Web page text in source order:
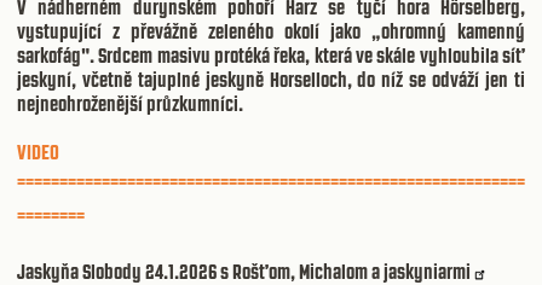
V nádherném durynském pohoří Harz se tyčí hora Hörselberg,
vystupující z převážně zeleného okolí jako „ohromný kamenný
sarkofág". Srdcem masivu protéká řeka, která ve skále vyhloubila síť
jeskyní, včetně tajuplné jeskyně Horselloch, do níž se odváží jen ti
nejneohroženější průzkumníci.
VIDEO
============================================================
========
Jaskyňa Slobody 24.1.2026 s Rošťom, Michalom a jaskyniarmi